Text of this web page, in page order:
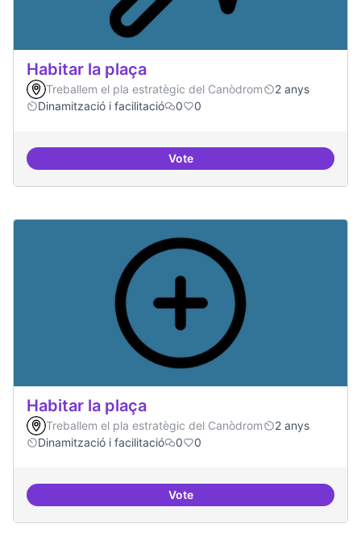
Habitar la plaça
Treballem el pla estratègic del Canòdrom
2 anys
Dinamització i facilitació
0 0
VoteHabitar la plaça
Habitar la plaça
Treballem el pla estratègic del Canòdrom
2 anys
Dinamització i facilitació
0 0
VoteHabitar la plaça